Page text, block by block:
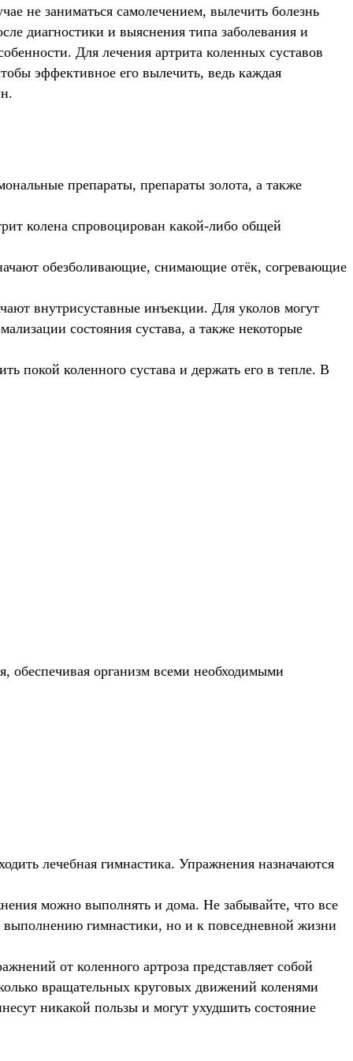
не заниматься самолечением, вылечить болезнь
диагностики и выяснения типа заболевания и
Для лечения артрита коленных суставов
эффективное его вылечить, ведь каждая
препараты, препараты золота, а также
колена спровоцирован какой-либо общей
обезболивающие, снимающие отёк, согревающие
внутрисуставные инъекции. Для уколов могут
состояния сустава, а также некоторые
покой коленного сустава и держать его в тепле. В
обеспечивая организм всеми необходимыми
лечебная гимнастика. Упражнения назначаются
можно выполнять и дома. Не забывайте, что все
гимнастики, но и к повседневной жизни
от коленного артроза представляет собой
вращательных круговых движений коленями
никакой пользы и могут ухудшить состояние